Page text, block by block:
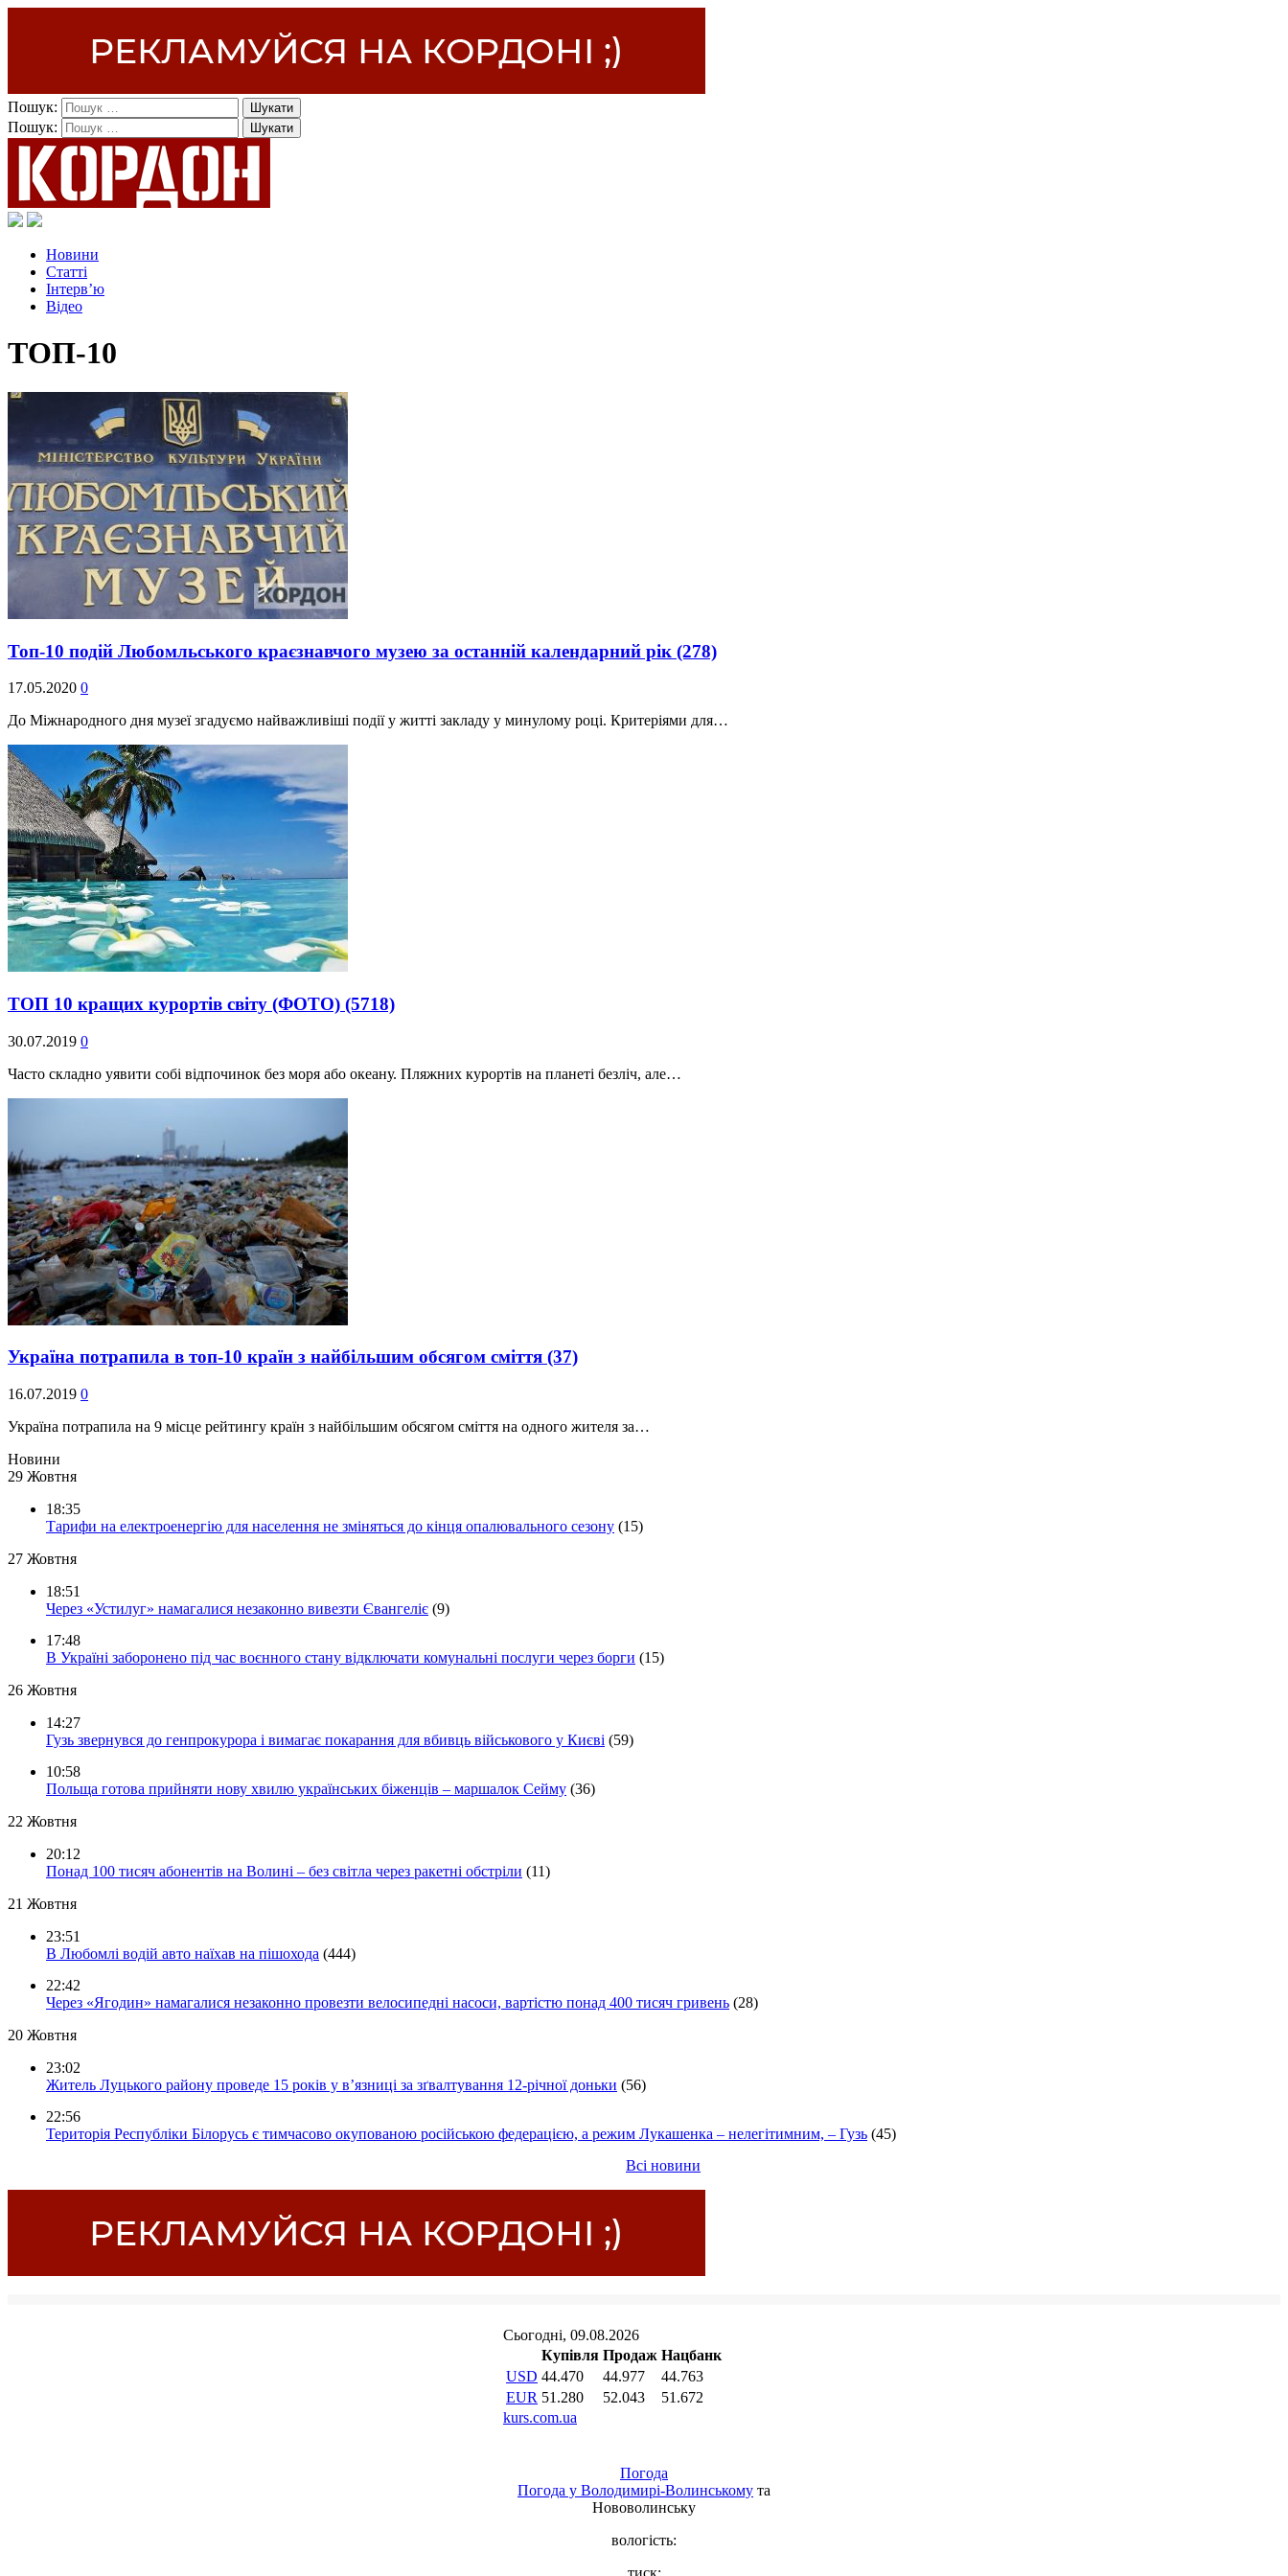
Пошук:
Пошук:
Новини
Статті
Інтерв’ю
Відео
ТОП-10
Топ-10 подій Любомльського краєзнавчого музею за останній календарний рік (278)
17.05.2020 0
До Міжнародного дня музеї згадуємо найважливіші події у житті закладу у минулому році. Критеріями для…
ТОП 10 кращих курортів світу (ФОТО) (5718)
30.07.2019 0
Часто складно уявити собі відпочинок без моря або океану. Пляжних курортів на планеті безліч, але…
Україна потрапила в топ-10 країн з найбільшим обсягом сміття (37)
16.07.2019 0
Україна потрапила на 9 місце рейтингу країн з найбільшим обсягом сміття на одного жителя за…
Новини
29 Жовтня
18:35
Тарифи на електроенергію для населення не зміняться до кінця опалювального сезону (15)
27 Жовтня
18:51
Через «Устилуг» намагалися незаконно вивезти Євангеліє (9)
17:48
В Україні заборонено під час воєнного стану відключати комунальні послуги через борги (15)
26 Жовтня
14:27
Гузь звернувся до генпрокурора і вимагає покарання для вбивць військового у Києві (59)
10:58
Польща готова прийняти нову хвилю українських біженців – маршалок Сейму (36)
22 Жовтня
20:12
Понад 100 тисяч абонентів на Волині – без світла через ракетні обстріли (11)
21 Жовтня
23:51
В Любомлі водій авто наїхав на пішохода (444)
22:42
Через «Ягодин» намагалися незаконно провезти велосипедні насоси, вартістю понад 400 тисяч гривень (28)
20 Жовтня
23:02
Житель Луцького району проведе 15 років у в’язниці за зґвалтування 12-річної доньки (56)
22:56
Територія Республіки Білорусь є тимчасово окупованою російською федерацією, а режим Лукашенка – нелегітимним, – Гузь (45)
Всі новини
Погода
Погода у Володимирі-Волинському та
Нововолинську
вологість: